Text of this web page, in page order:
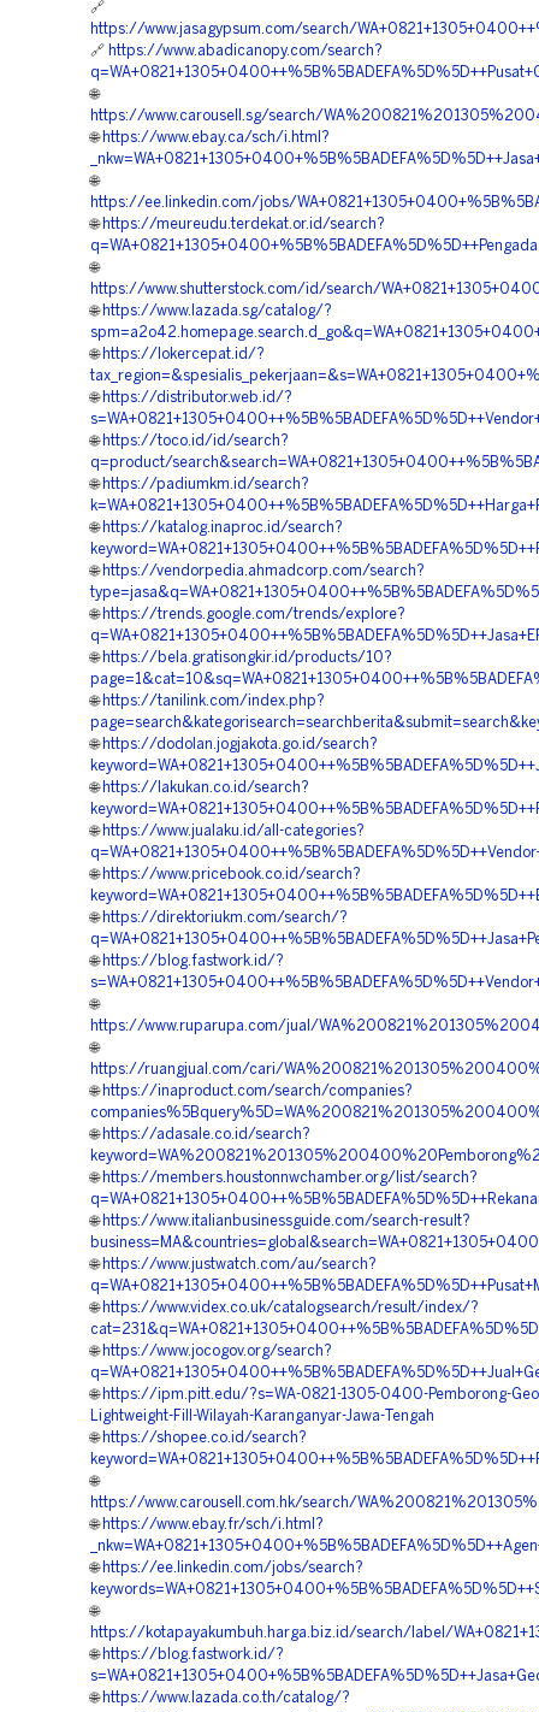
🔗
https://www.jasagypsum.com/search/
🔗 https://www.abadicanopy.com/search?
🌐
https://www.carousell.sg/search/
🌐 https://www.ebay.ca/sch/i.html?
🌐
https://ee.linkedin.com/jobs/
🌐 https://meureudu.terdekat.or.id/search?
🌐
https://www.shutterstock.com/id/search/
🌐 https://www.lazada.sg/catalog/?
🌐 https://lokercepat.id/?
🌐 https://distributor.web.id/?
🌐 https://toco.id/id/search?
q=product/
🌐 https://padiumkm.id/search?
🌐 https://katalog.inaproc.id/search?
🌐 https://vendorpedia.ahmadcorp.com/search?
🌐 https://trends.google.com/trends/explore?
🌐 https://bela.gratisongkir.id/products/10?
🌐 https://tanilink.com/index.php?
🌐 https://dodolan.jogjakota.go.id/search?
🌐 https://lakukan.co.id/search?
🌐 https://www.jualaku.id/all-categories?
🌐 https://www.pricebook.co.id/search?
🌐 https://direktoriukm.com/search/?
🌐 https://blog.fastwork.id/?
🌐
https://www.ruparupa.com/jual/
🌐
https://ruangjual.com/cari/
🌐 https://inaproduct.com/search/companies?
🌐 https://adasale.co.id/search?
🌐 https://members.houstonnwchamber.org/list/search?
🌐 https://www.italianbusinessguide.com/search-result?
🌐 https://www.justwatch.com/au/search?
🌐 https://www.videx.co.uk/catalogsearch/result/index/?
🌐 https://www.jocogov.org/search?
🌐 https://ipm.pitt.edu/?s=WA-0821-1305-0400-Pemborong-
Lightweight-Fill-Wilayah-Karanganyar-Jawa-Tengah
🌐 https://shopee.co.id/search?
🌐
https://www.carousell.com.hk/search/
🌐 https://www.ebay.fr/sch/i.html?
🌐 https://ee.linkedin.com/jobs/search?
🌐
https://kotapayakumbuh.harga.biz.id/search/label/
🌐 https://blog.fastwork.id/?
🌐 https://www.lazada.co.th/catalog/?